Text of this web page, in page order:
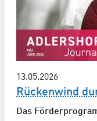
13.05.2026
Rückenwind
Das